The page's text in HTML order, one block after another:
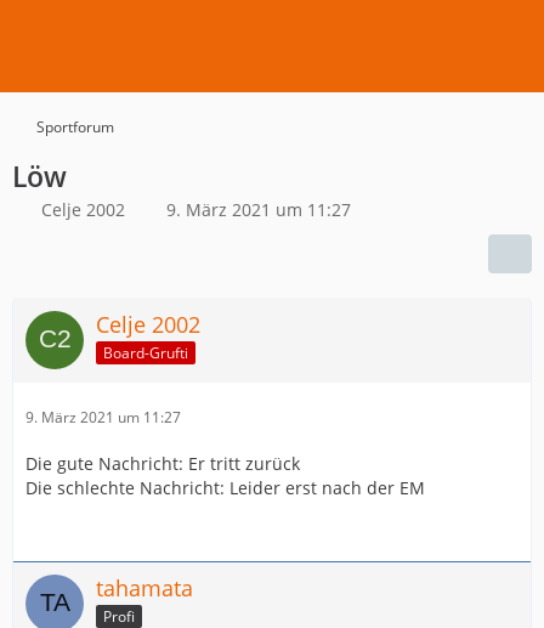
Sportforum
Löw
Celje 2002 9. März 2021 um 11:27
Celje 2002
Board-Grufti
9. März 2021 um 11:27
Die gute Nachricht: Er tritt zurück
Die schlechte Nachricht: Leider erst nach der EM
tahamata
Profi